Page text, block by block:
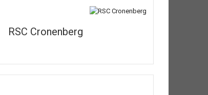
RSC Cronenberg